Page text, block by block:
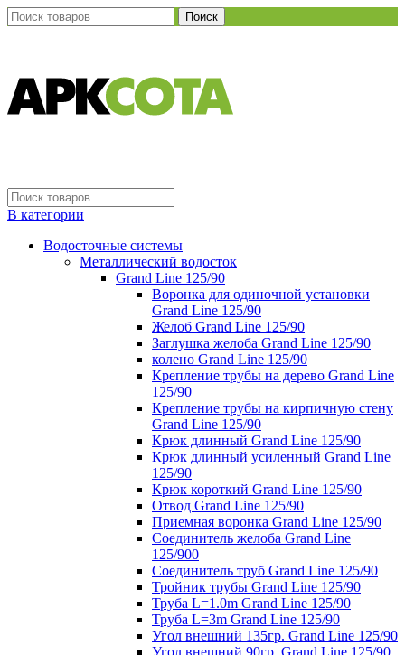
Поиск
В категории
Водосточные системы
Металлический водосток
Grand Line 125/90
Воронка для одиночной установки
Grand Line 125/90
Желоб Grand Line 125/90
Заглушка желоба Grand Line 125/90
колено Grand Line 125/90
Крепление трубы на дерево Grand Line
125/90
Крепление трубы на кирпичную стену
Grand Line 125/90
Крюк длинный Grand Line 125/90
Крюк длинный усиленный Grand Line
125/90
Крюк короткий Grand Line 125/90
Отвод Grand Line 125/90
Приемная воронка Grand Line 125/90
Соединитель желоба Grand Line
125/900
Соединитель труб Grand Line 125/90
Тройник трубы Grand Line 125/90
Труба L=1.0m Grand Line 125/90
Труба L=3m Grand Line 125/90
Угол внешний 135гр. Grand Line 125/90
Угол внешний 90гр. Grand Line 125/90